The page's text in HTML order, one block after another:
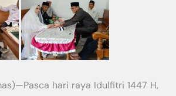
hari raya Idulfitri 1447 H,